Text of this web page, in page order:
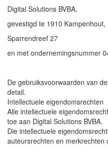
Digital Solutions BVBA,
gevestigd te 1910 Kampenhout,
Sparrendreef 27
en met ondernemingsnummer
De gebruiksvoorwaarden van
detail.
Intellectuele eigendomsrechten
Alle intellectuele
toe aan Digital Solutions BVBA.
Die intellectuele
auteursrechten en merkrechten